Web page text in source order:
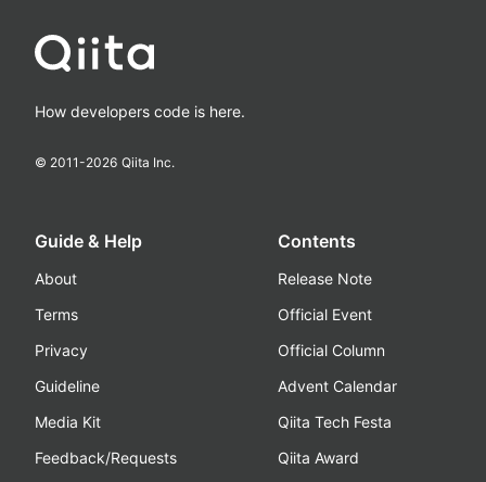
How developers code is here.
© 2011-2026 Qiita Inc.
Guide & Help
About
Terms
Privacy
Guideline
Media Kit
Feedback/Requests
Contents
Release Note
Official Event
Official Column
Advent Calendar
Qiita Tech Festa
Qiita Award